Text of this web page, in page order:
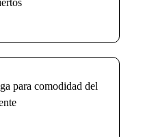
para comodidad del